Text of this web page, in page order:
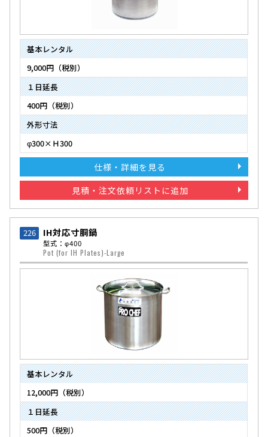
基本レンタル
9,000円（税別）
１日延長
400円（税別）
外形寸法
φ300×Ｈ300
仕様・詳細を見る
見積・注文依頼リストに追加
226 IH対応寸胴鍋
型式：φ400
Pot (for IH Plates)-Large
基本レンタル
12,000円（税別）
１日延長
500円（税別）